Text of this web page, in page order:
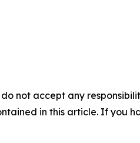
not accept any
in this article. If you